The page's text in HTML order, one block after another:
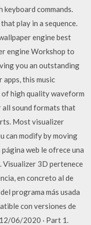
commands.
play in a sequence.
engine best
engine Workshop to
you an outstanding
apps, this music
high quality waveform
all sound formats that
Most visualizer
can modify by moving
web le ofrece una
Visualizer 3D pertenece
en concreto al de
programa más usada
con versiones de
06/2020 · Part 1.